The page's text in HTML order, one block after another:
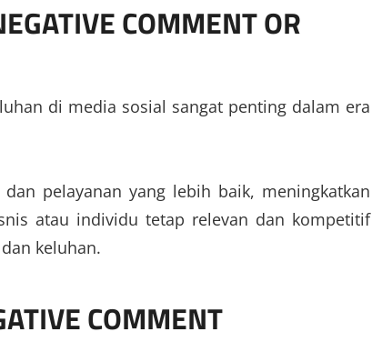
COMMENT OR
di media sosial sangat penting dalam era
pelayanan yang lebih baik, meningkatkan
atau individu tetap relevan dan kompetitif
keluhan.
COMMENT